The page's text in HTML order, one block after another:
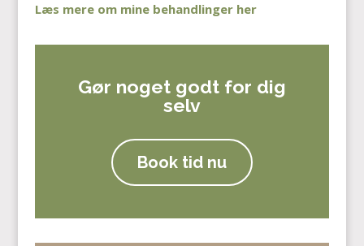
Læs mere om mine behandlinger her
Gør noget godt for dig
selv
Book tid nu